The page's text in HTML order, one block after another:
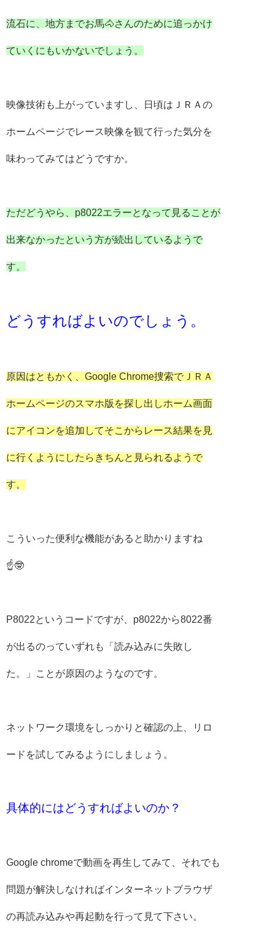
流石に、地方までお馬🐴さんのために追っかけ
ていくにもいかないでしょう。
映像技術も上がっていますし、日頃はＪＲＡの
ホームページでレース映像を観て行った気分を
味わってみてはどうですか。
ただどうやら、p8022エラーとなって見ることが
出来なかったという方が続出しているようで
す。
どうすればよいのでしょう。
原因はともかく、Google Chrome捜索でＪＲＡ
ホームページのスマホ版を探し出しホーム画面
にアイコンを追加してそこからレース結果を見
に行くようにしたらきちんと見られるようで
す。
こういった便利な機能があると助かりますね
☝🤓
P8022というコードですが、p8022から8022番
が出るのっていずれも「読み込みに失敗し
た。」ことが原因のようなのです。
ネットワーク環境をしっかりと確認の上、リロ
ードを試してみるようにしましょう。
具体的にはどうすればよいのか？
Google chromeで動画を再生してみて、それでも
問題が解決しなければインターネットブラウザ
の再読み込みや再起動を行って見て下さい。